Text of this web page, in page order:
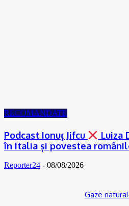
RECOMANDATE
Podcast Ionuţ Jifcu
Luiza
în Italia și povestea
Reporter24 - 08/08/2026
Gaze